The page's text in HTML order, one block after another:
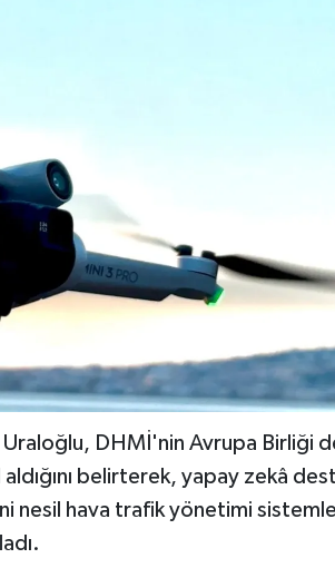
Uraloğlu, DHMİ'nin Avrupa Birliği
belirterek, yapay zekâ
nesil hava trafik yönetimi